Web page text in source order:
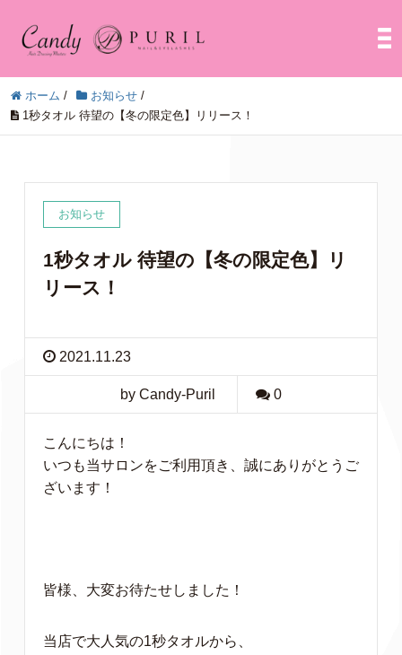
ホーム / お知らせ /
1秒タオル 待望の【冬の限定色】リリース！
お知らせ
1秒タオル 待望の【冬の限定色】リ
リース！
2021.11.23
by Candy-Puril 0
こんにちは！
いつも当サロンをご利用頂き、誠にありがとうご
ざいます！
皆様、大変お待たせしました！
当店で大人気の1秒タオルから、